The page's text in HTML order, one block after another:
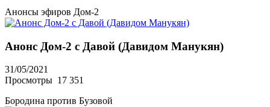
Анонсы эфиров Дом-2
Анонс Дом-2 с Давой (Давидом Манукян)
31/05/2021
Просмотры 17 351
Бородина против Бузовой